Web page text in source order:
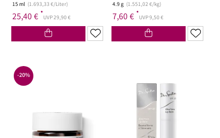
15 ml (1.693,33 €/Liter)
25,40 € *UVP 29,90 €
4.9 g (1.551,02 €/kg)
7,60 € *UVP 9,50 €
-20%